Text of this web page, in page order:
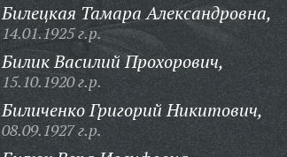
Билецкая Тамара Александровна,
14.01.1925 г.р.
Билик Василий Прохорович,
15.10.1920 г.р.
Биличенко Григорий Никитович,
08.09.1927 г.р.